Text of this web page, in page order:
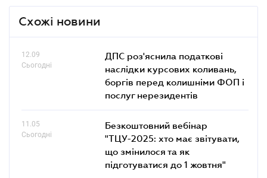
Схожі новини
12.09
Сьогодні
ДПС роз'яснила податкові
наслідки курсових коливань,
боргів перед колишніми ФОП і
послуг нерезидентів
11.05
Сьогодні
Безкоштовний вебінар
"ТЦУ-2025: хто має звітувати,
що змінилося та як
підготуватися до 1 жовтня"